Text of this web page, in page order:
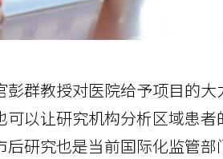
彭群教授对医院给予项目的
以让研究机构分析区域患
研究也是当前国际化监管部